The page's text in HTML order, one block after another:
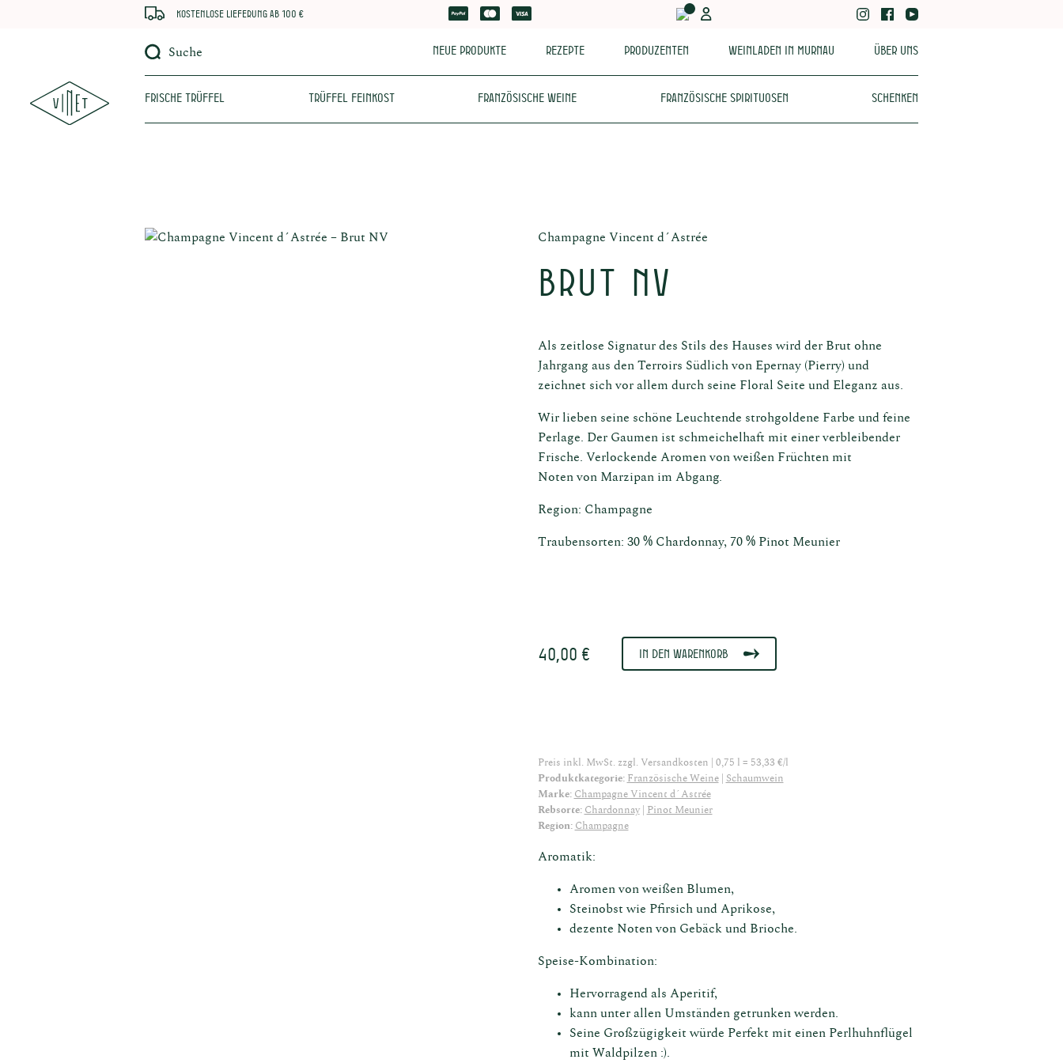
Kostenlose Lieferung ab 100 €
Suche Neue Produkte Rezepte Produzenten Weinladen in Murnau Über uns
Frische Trüffel Trüffel Feinkost Französische Weine Französische Spirituosen Schenken
Schenken
Über
uns
Champagne Vincent d´Astrée
Brut NV
Als zeitlose Signatur des Stils des Hauses wird der Brut ohne
Jahrgang aus den Terroirs Südlich von Epernay (Pierry) und
zeichnet sich vor allem durch seine Floral Seite und Eleganz aus.
Wir lieben seine schöne Leuchtende strohgoldene Farbe und feine
Perlage. Der Gaumen ist schmeichelhaft mit einer verbleibender
Frische. Verlockende Aromen von weißen Früchten mit
Noten von Marzipan im Abgang.
Region: Champagne
Traubensorten: 30 % Chardonnay, 70 % Pinot Meunier
40,00 € In den Warenkorb
Preis inkl. MwSt. zzgl. Versandkosten | 0,75 l = 53,33 €/l
Produktkategorie: Französische Weine
Schaumwein
Marke: Champagne Vincent d´Astrée
Rebsorte: Chardonnay
Pinot Meunier
Region: Champagne
Aromatik:
Aromen von weißen Blumen,
Steinobst wie Pfirsich und Aprikose,
dezente Noten von Gebäck und Brioche.
Speise-Kombination:
Hervorragend als Aperitif,
kann unter allen Umständen getrunken werden.
Seine Großzügigkeit würde Perfekt mit einen Perlhuhnflügel
mit Waldpilzen :).